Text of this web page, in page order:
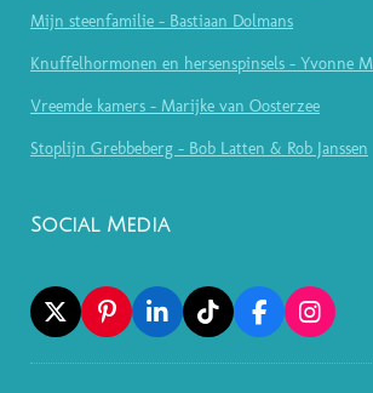
Mijn steenfamilie - Bastiaan Dolmans
Knuffelhormonen en hersenspinsels - Yvonne
Vreemde kamers - Marijke van Oosterzee
Stoplijn Grebbeberg - Bob Latten & Rob Janssen
Social Media
X
P
I
N
L
I
N
T
I
K
F
A
C
I
N
S